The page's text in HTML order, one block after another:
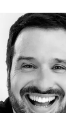
d’attente
r/